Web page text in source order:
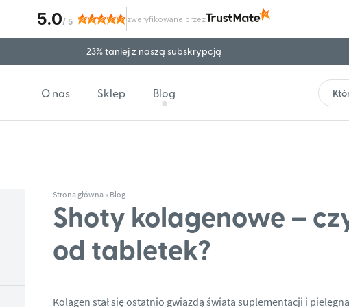
23% taniej z naszą subskrypcją
Wysyłka za granicę
O nas Sklep Blog
Strona główna» Blog
Shoty kolagenowe –
od tabletek?
Kolagen stał się ostatnio gwiazdą świata suplementacji i
5.0/ 5 zweryfikowane przez